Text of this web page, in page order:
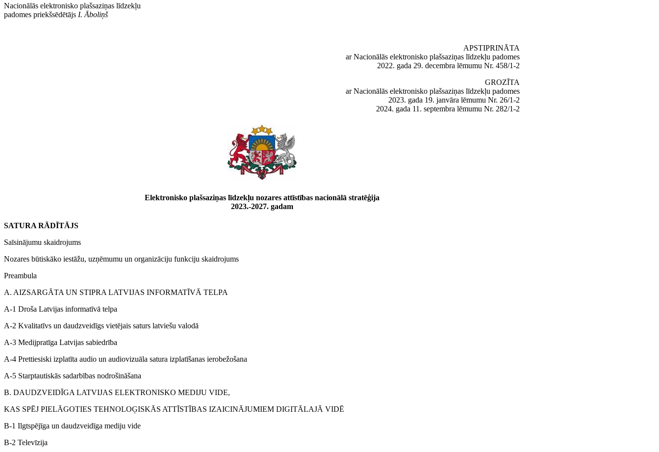
Nacionālās elektronisko plašsaziņas līdzekļu
padomes priekšsēdētājs I. Āboliņš
APSTIPRINĀTA
ar Nacionālās elektronisko plašsaziņas līdzekļu padomes
2022. gada 29. decembra lēmumu Nr. 458/1-2
GROZĪTA
ar Nacionālās elektronisko plašsaziņas līdzekļu padomes
2023. gada 19. janvāra lēmumu Nr. 26/1-2
2024. gada 11. septembra lēmumu Nr. 282/1-2
Elektronisko plašsaziņas līdzekļu nozares attīstības nacionālā stratēģija
2023.-2027. gadam
SATURA RĀDĪTĀJS
Saīsinājumu skaidrojums
Nozares būtiskāko iestāžu, uzņēmumu un organizāciju funkciju skaidrojums
Preambula
A. AIZSARGĀTA UN STIPRA LATVIJAS INFORMATĪVĀ TELPA
A-1 Droša Latvijas informatīvā telpa
A-2 Kvalitatīvs un daudzveidīgs vietējais saturs latviešu valodā
A-3 Medijpratīga Latvijas sabiedrība
A-4 Prettiesiski izplatīta audio un audiovizuāla satura izplatīšanas ierobežošana
A-5 Starptautiskās sadarbības nodrošināšana
B. DAUDZVEIDĪGA LATVIJAS ELEKTRONISKO MEDIJU VIDE,
KAS SPĒJ PIELĀGOTIES TEHNOLOĢISKĀS ATTĪSTĪBAS IZAICINĀJUMIEM DIGITĀLAJĀ VIDĒ
B-1 Ilgtspējīga un daudzveidīga mediju vide
B-2 Televīzija